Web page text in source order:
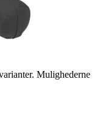
Mulighederne